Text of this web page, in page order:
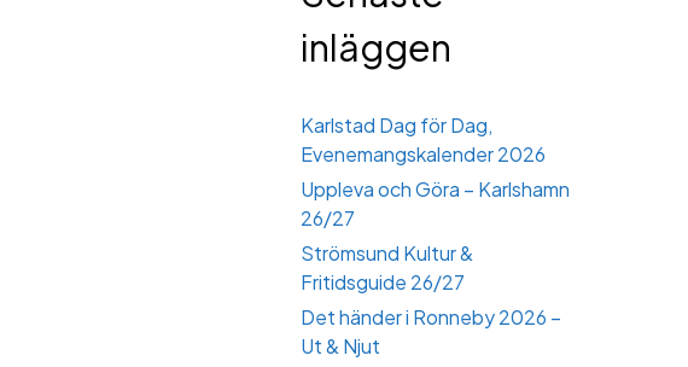
inläggen
Karlstad Dag för Dag,
Evenemangskalender 2026
Uppleva och Göra – Karlshamn
26/27
Strömsund Kultur &
Fritidsguide 26/27
Det händer i Ronneby 2026 –
Ut & Njut